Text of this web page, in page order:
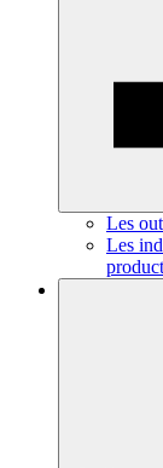
Les
Les